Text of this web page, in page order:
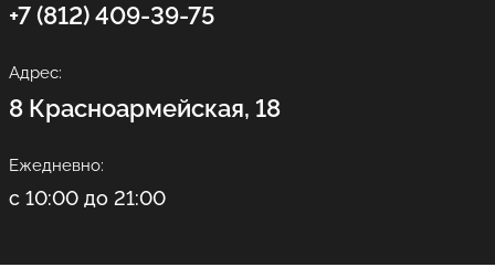
+7 (812) 409-39-75
Адрес:
8 Красноармейская, 18
Ежедневно:
с 10:00 до 21:00